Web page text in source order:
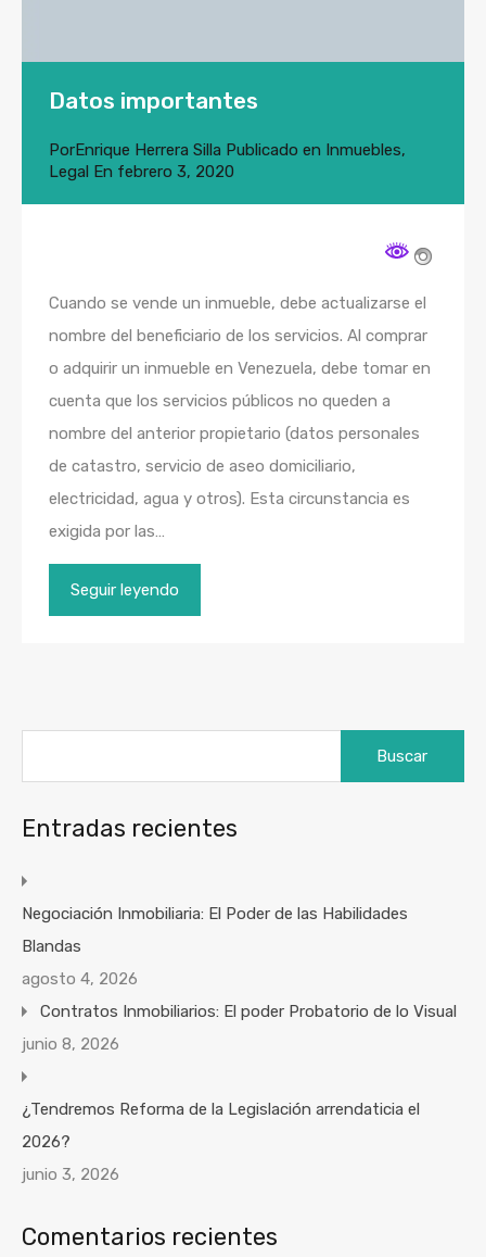
Datos importantes
PorEnrique Herrera Silla Publicado en Inmuebles,
Legal En febrero 3, 2020
Cuando se vende un inmueble, debe actualizarse el
nombre del beneficiario de los servicios. Al comprar
o adquirir un inmueble en Venezuela, debe tomar en
cuenta que los servicios públicos no queden a
nombre del anterior propietario (datos personales
de catastro, servicio de aseo domiciliario,
electricidad, agua y otros). Esta circunstancia es
exigida por las…
Seguir leyendo
Entradas recientes
Negociación Inmobiliaria: El Poder de las Habilidades
Blandas
agosto 4, 2026
Contratos Inmobiliarios: El poder Probatorio de lo Visual
junio 8, 2026
¿Tendremos Reforma de la Legislación arrendaticia el
2026?
junio 3, 2026
Comentarios recientes